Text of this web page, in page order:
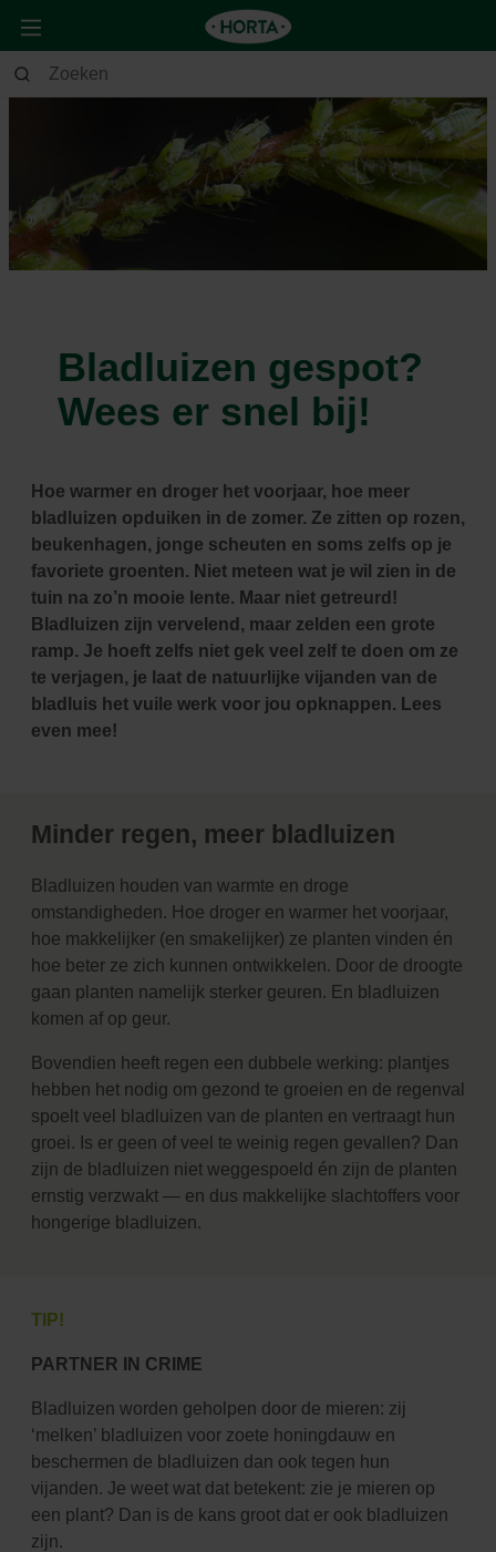
Bladluizen gespot?
Wees er snel bij!
Hoe warmer en droger het voorjaar, hoe meer
bladluizen opduiken in de zomer. Ze zitten op rozen,
beukenhagen, jonge scheuten en soms zelfs op je
favoriete groenten. Niet meteen wat je wil zien in de
tuin na zo’n mooie lente. Maar niet getreurd!
Bladluizen zijn vervelend, maar zelden een grote
ramp. Je hoeft zelfs niet gek veel zelf te doen om ze
te verjagen, je laat de natuurlijke vijanden van de
bladluis het vuile werk voor jou opknappen. Lees
even mee!
Minder regen, meer bladluizen
Bladluizen houden van warmte en droge
omstandigheden. Hoe droger en warmer het voorjaar,
hoe makkelijker (en smakelijker) ze planten vinden én
hoe beter ze zich kunnen ontwikkelen. Door de droogte
gaan planten namelijk sterker geuren. En bladluizen
komen af op geur.
Bovendien heeft regen een dubbele werking: plantjes
hebben het nodig om gezond te groeien en de regenval
spoelt veel bladluizen van de planten en vertraagt hun
groei. Is er geen of veel te weinig regen gevallen? Dan
zijn de bladluizen niet weggespoeld én zijn de planten
ernstig verzwakt — en dus makkelijke slachtoffers voor
hongerige bladluizen.
TIP!
PARTNER IN CRIME
Bladluizen worden geholpen door de mieren: zij
‘melken’ bladluizen voor zoete honingdauw en
beschermen de bladluizen dan ook tegen hun
vijanden. Je weet wat dat betekent: zie je mieren op
een plant? Dan is de kans groot dat er ook bladluizen
zijn.